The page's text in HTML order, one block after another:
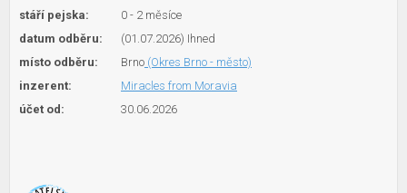
stáří pejska:
0 - 2 měsíce
datum odběru:
(01.07.2026) Ihned
místo odběru:
Brno (Okres Brno - město)
inzerent:
Miracles from Moravia
účet od:
30.06.2026